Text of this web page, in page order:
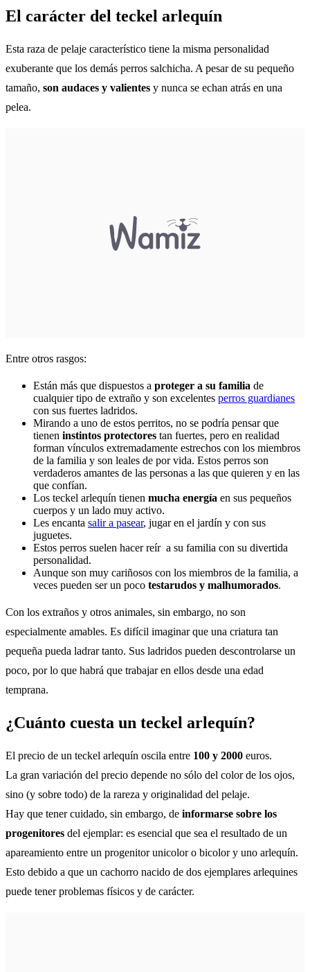
El carácter del teckel arlequín
Esta raza de pelaje característico tiene la misma personalidad
exuberante que los demás perros salchicha. A pesar de su pequeño
tamaño, son audaces y valientes y nunca se echan atrás en una
pelea.
Entre otros rasgos:
Están más que dispuestos a proteger a su familia de
cualquier tipo de extraño y son excelentes perros guardianes
con sus fuertes ladridos.
Mirando a uno de estos perritos, no se podría pensar que
tienen instintos protectores tan fuertes, pero en realidad
forman vínculos extremadamente estrechos con los miembros
de la familia y son leales de por vida. Estos perros son
verdaderos amantes de las personas a las que quieren y en las
que confían.
Los teckel arlequín tienen mucha energía en sus pequeños
cuerpos y un lado muy activo.
Les encanta salir a pasear, jugar en el jardín y con sus
juguetes.
Estos perros suelen hacer reír a su familia con su divertida
personalidad.
Aunque son muy cariñosos con los miembros de la familia, a
veces pueden ser un poco testarudos y malhumorados.
Con los extraños y otros animales, sin embargo, no son
especialmente amables. Es difícil imaginar que una criatura tan
pequeña pueda ladrar tanto. Sus ladridos pueden descontrolarse un
poco, por lo que habrá que trabajar en ellos desde una edad
temprana.
¿Cuánto cuesta un teckel arlequín?
El precio de un teckel arlequín oscila entre 100 y 2000 euros.
La gran variación del precio depende no sólo del color de los ojos,
sino (y sobre todo) de la rareza y originalidad del pelaje.
Hay que tener cuidado, sin embargo, de informarse sobre los
progenitores del ejemplar: es esencial que sea el resultado de un
apareamiento entre un progenitor unicolor o bicolor y uno arlequín.
Esto debido a que un cachorro nacido de dos ejemplares arlequines
puede tener problemas físicos y de carácter.